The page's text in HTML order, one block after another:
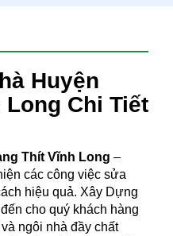
Huyện
Long Chi Tiết
Thít Vĩnh Long –
các công việc sửa
hiệu quả. Xây Dựng
cho quý khách hàng
ngôi nhà đầy chất